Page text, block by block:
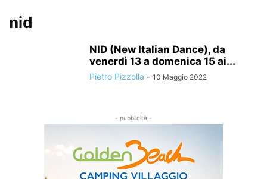
nid
NID (New Italian Dance), da
venerdì 13 a domenica 15 ai...
Pietro Pizzolla - 10 Maggio 2022
- pubblicità -